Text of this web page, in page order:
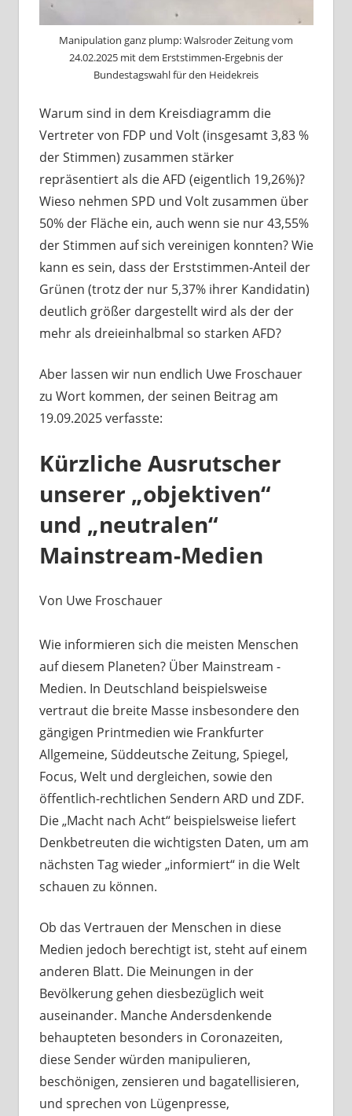
Manipulation ganz plump: Walsroder Zeitung vom
24.02.2025 mit dem Erststimmen-Ergebnis der
Bundestagswahl für den Heidekreis
Warum sind in dem Kreisdiagramm die
Vertreter von FDP und Volt (insgesamt 3,83 %
der Stimmen) zusammen stärker
repräsentiert als die AFD (eigentlich 19,26%)?
Wieso nehmen SPD und Volt zusammen über
50% der Fläche ein, auch wenn sie nur 43,55%
der Stimmen auf sich vereinigen konnten? Wie
kann es sein, dass der Erststimmen-Anteil der
Grünen (trotz der nur 5,37% ihrer Kandidatin)
deutlich größer dargestellt wird als der der
mehr als dreieinhalbmal so starken AFD?
Aber lassen wir nun endlich Uwe Froschauer
zu Wort kommen, der seinen Beitrag am
19.09.2025 verfasste:
Kürzliche Ausrutscher
unserer „objektiven“
und „neutralen“
Mainstream-Medien
Von Uwe Froschauer
Wie informieren sich die meisten Menschen
auf diesem Planeten? Über Mainstream -
Medien. In Deutschland beispielsweise
vertraut die breite Masse insbesondere den
gängigen Printmedien wie Frankfurter
Allgemeine, Süddeutsche Zeitung, Spiegel,
Focus, Welt und dergleichen, sowie den
öffentlich-rechtlichen Sendern ARD und ZDF.
Die „Macht nach Acht“ beispielsweise liefert
Denkbetreuten die wichtigsten Daten, um am
nächsten Tag wieder „informiert“ in die Welt
schauen zu können.
Ob das Vertrauen der Menschen in diese
Medien jedoch berechtigt ist, steht auf einem
anderen Blatt. Die Meinungen in der
Bevölkerung gehen diesbezüglich weit
auseinander. Manche Andersdenkende
behaupteten besonders in Coronazeiten,
diese Sender würden manipulieren,
beschönigen, zensieren und bagatellisieren,
und sprechen von Lügenpresse,